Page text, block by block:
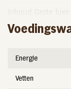
Inhoud Grote
Koud
Tonijnsalade
Energie
Vetten